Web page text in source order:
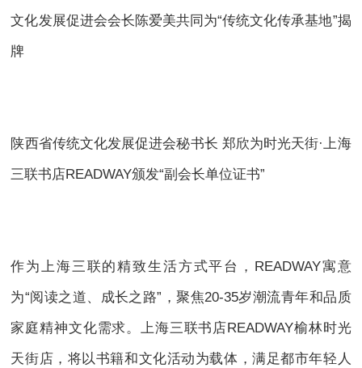
文化发展促进会会长陈爱美共同为“传统文化传承基地”揭
牌
陕西省传统文化发展促进会秘书长 郑欣为时光天街·上海
三联书店READWAY颁发“副会长单位证书”
作为上海三联的精致生活方式平台，READWAY寓意
为“阅读之道、成长之路”，聚焦20-35岁潮流青年和品质
家庭精神文化需求。上海三联书店READWAY榆林时光
天街店，将以书籍和文化活动为载体，满足都市年轻人